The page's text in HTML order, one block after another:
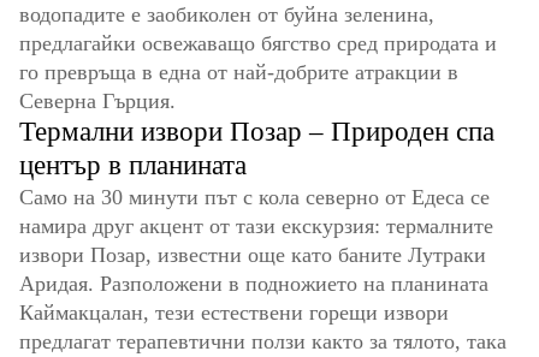
водопадите е заобиколен от буйна зеленина,
предлагайки освежаващо бягство сред природата и
го превръща в една от най-добрите атракции в
Северна Гърция.
Термални извори Позар – Природен спа
център в планината
Само на 30 минути път с кола северно от Едеса се
намира друг акцент от тази екскурзия: термалните
извори Позар, известни още като баните Лутраки
Аридая. Разположени в подножието на планината
Каймакцалан, тези естествени горещи извори
предлагат терапевтични ползи както за тялото, така